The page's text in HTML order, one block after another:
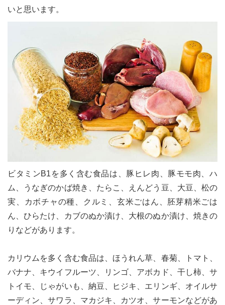
ノミスタイル] 公式twitterペ
エノミスタイル] 公式facebookペ
style[イエノミスタイル] 公式
いと思います。
ビタミンB1を多く含む食品は、豚ヒレ肉、豚モモ肉、ハ
ム、うなぎのかば焼き、たらこ、えんどう豆、大豆、松の
実、カボチャの種、クルミ、玄米ごはん、胚芽精米ごは
ん、ひらたけ、カブのぬか漬け、大根のぬか漬け、焼きの
りなどがあります。
カリウムを多く含む食品は、ほうれん草、春菊、トマト、
バナナ、キウイフルーツ、リンゴ、アボカド、干し柿、サ
トイモ、じゃがいも、納豆、ヒジキ、エリンギ、オイルサ
ーディン、サワラ、マカジキ、カツオ、サーモンなどがあ